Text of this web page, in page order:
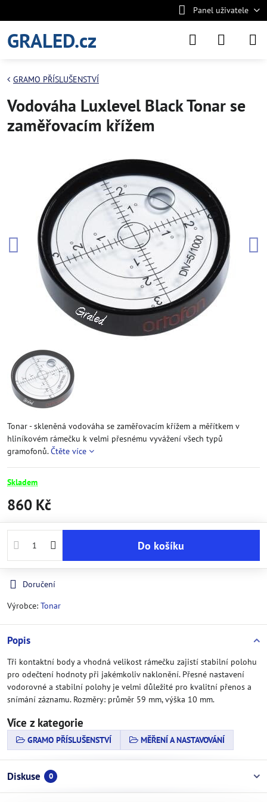
Panel uživatele
GRALED.cz
GRAMO PŘÍSLUŠENSTVÍ
Vodováha Luxlevel Black Tonar se
zaměřovacím křížem
Tonar - skleněná vodováha se zaměřovacím křížem a měřítkem v
hliníkovém rámečku k velmi přesnému vyvážení všech typů
gramofonů.Čtěte více
Skladem
860 Kč
Do košíku
Doručení
Výrobce: Tonar
Popis
Tři kontaktní body a vhodná velikost rámečku zajistí stabilní polohu
pro odečtení hodnoty při jakémkoliv naklonění. Přesné nastavení
vodorovné a stabilní polohy je velmi důležité pro kvalitní přenos a
snímání záznamu. Rozměry: průměr 59 mm, výška 10 mm.
Více z kategorie
GRAMO PŘÍSLUŠENSTVÍ MĚŘENÍ A NASTAVOVÁNÍ
Diskuse 0